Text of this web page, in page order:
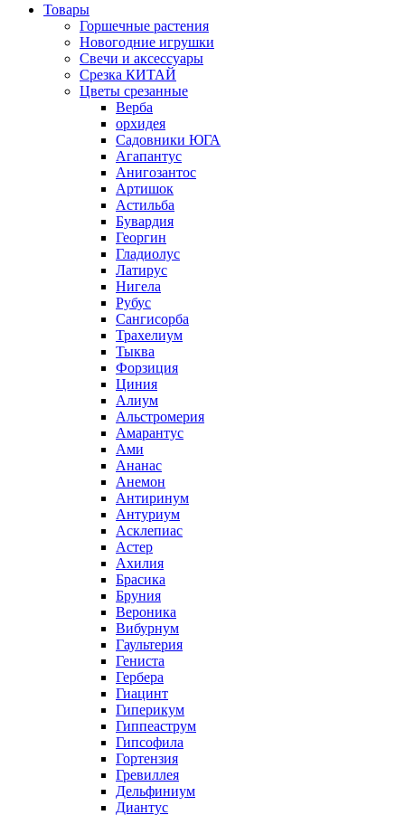
Товары
Горшечные растения
Новогодние игрушки
Свечи и аксессуары
Срезка КИТАЙ
Цветы срезанные
Верба
орхидея
Садовники ЮГА
Агапантус
Анигозантос
Артишок
Астильба
Бувардия
Георгин
Гладиолус
Латирус
Нигела
Рубус
Сангисорба
Трахелиум
Тыква
Форзиция
Циния
Алиум
Альстромерия
Амарантус
Ами
Ананас
Анемон
Антиринум
Антуриум
Асклепиас
Астер
Ахилия
Брасика
Бруния
Вероника
Вибурнум
Гаультерия
Гениста
Гербера
Гиацинт
Гиперикум
Гиппеаструм
Гипсофила
Гортензия
Гревиллея
Дельфиниум
Диантус